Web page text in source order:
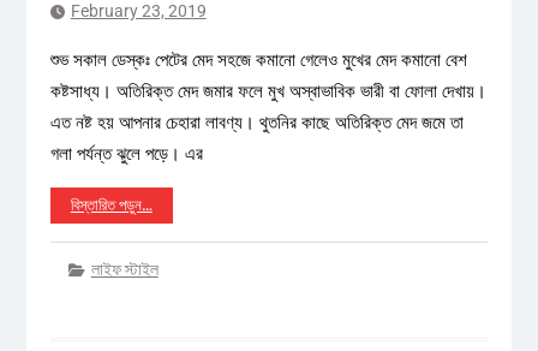
February 23, 2019
শুভ সকাল ডেস্কঃ পেটের মেদ সহজে কমানো গেলেও মুখের মেদ কমানো বেশ
কষ্টসাধ্য। অতিরিক্ত মেদ জমার ফলে মুখ অস্বাভাবিক ভারী বা ফোলা দেখায়।
এত নষ্ট হয় আপনার চেহারা লাবণ্য। থুতনির কাছে অতিরিক্ত মেদ জমে তা
গলা পর্যন্ত ঝুলে পড়ে। এর
বিস্তারিত পড়ুন…
লাইফ স্টাইল